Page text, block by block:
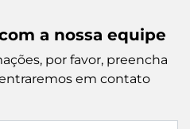
a nossa equipe
por favor, preencha
em contato